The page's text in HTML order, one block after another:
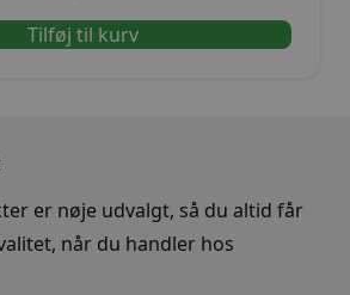
Tilføj til kurv
er nøje udvalgt, så du altid får
når du handler hos